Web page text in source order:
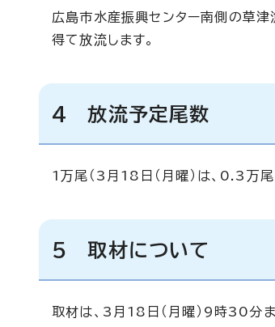
広島市水産振興センター南側の草津
得て放流します。
4 放流予定尾数
1万尾（3月18日（月曜）は、0.3万尾
5 取材について
取材は、3月18日（月曜）9時30